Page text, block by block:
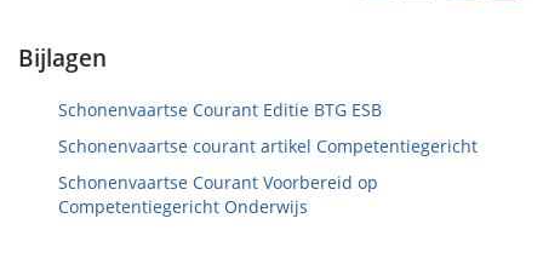
Bijlagen
Schonenvaartse Courant Editie BTG ESB
Schonenvaartse courant artikel Competentiegericht
Schonenvaartse Courant Voorbereid op
Competentiegericht Onderwijs